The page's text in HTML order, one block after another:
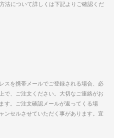
法について詳しくは下記よりご確認くだ
スを携帯メールでご登録される場合、必
で、ご注文ください。大切なご連絡がお
す。ご注文確認メールが返ってくる場
ンセルさせていただく事があります。宜